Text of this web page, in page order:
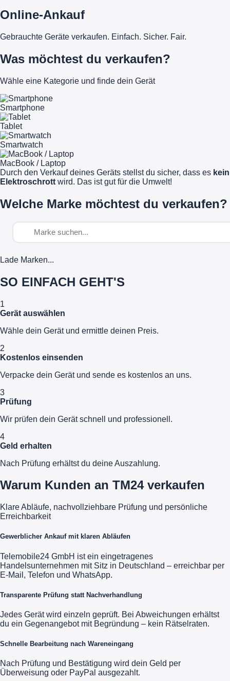
Online-Ankauf
Gebrauchte Geräte verkaufen. Einfach. Sicher. Fair.
Was möchtest du verkaufen?
Wähle eine Kategorie und finde dein Gerät
Smartphone
Tablet
Smartwatch
MacBook / Laptop
Durch den Verkauf deines Geräts stellst du sicher, dass es kein
Elektroschrott wird. Das ist gut für die Umwelt!
Welche Marke möchtest du verkaufen?
Lade Marken...
SO EINFACH GEHT'S
1
Gerät auswählen
Wähle dein Gerät und ermittle deinen Preis.
2
Kostenlos einsenden
Verpacke dein Gerät und sende es kostenlos an uns.
3
Prüfung
Wir prüfen dein Gerät schnell und professionell.
4
Geld erhalten
Nach Prüfung erhältst du deine Auszahlung.
Warum Kunden an TM24 verkaufen
Klare Abläufe, nachvollziehbare Prüfung und persönliche
Erreichbarkeit
Gewerblicher Ankauf mit klaren Abläufen
Telemobile24 GmbH ist ein eingetragenes
Handelsunternehmen mit Sitz in Deutschland – erreichbar per
E-Mail, Telefon und WhatsApp.
Transparente Prüfung statt Nachverhandlung
Jedes Gerät wird einzeln geprüft. Bei Abweichungen erhältst
du ein Gegenangebot mit Begründung – kein Rätselraten.
Schnelle Bearbeitung nach Wareneingang
Nach Prüfung und Bestätigung wird dein Geld per
Überweisung oder PayPal ausgezahlt.